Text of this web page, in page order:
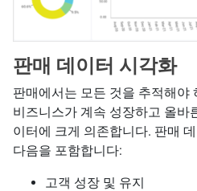
판매 데이터 시각화
판매에서는 모든 것을 추적해야
비즈니스가 계속 성장하고 올바
이터에 크게 의존합니다. 판매
다음을 포함합니다:
고객 성장 및 유지